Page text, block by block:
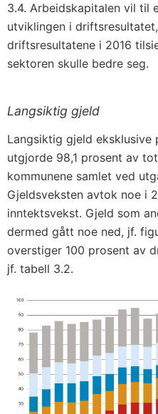
3.4. Arbeidskapitalen vil til
utviklingen i
driftsresultatene i 2016
sektoren skulle bedre seg.
Langsiktig gjeld
Langsiktig gjeld eksklusive
utgjorde 98,1 prosent av
kommunene samlet ved
Gjeldsveksten avtok noe i
inntektsvekst. Gjeld som
dermed gått noe ned, jf.
overstiger 100 prosent av
jf. tabell 3.2.